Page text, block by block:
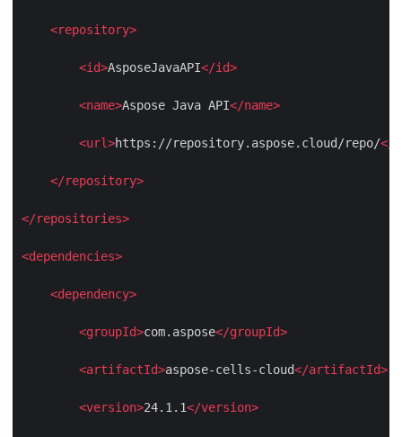
<repository>
<id>AsposeJavaAPI</id>
<name>Aspose Java API</name>
<url>https://repository.aspose.cloud/repo/</
</repository>
</repositories>
<dependencies>
<dependency>
<groupId>com.aspose</groupId>
<artifactId>aspose-cells-cloud</artifactId>
<version>24.1.1</version>